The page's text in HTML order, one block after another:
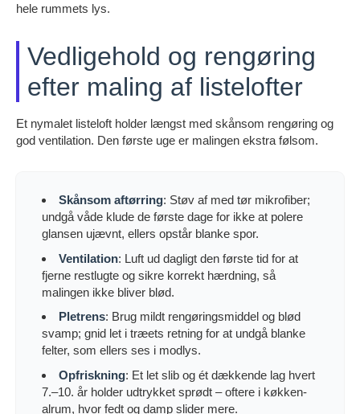
hele rummets lys.
Vedligehold og rengøring
efter maling af listelofter
Et nymalet listeloft holder længst med skånsom rengøring og
god ventilation. Den første uge er malingen ekstra følsom.
Skånsom aftørring: Støv af med tør mikrofiber;
undgå våde klude de første dage for ikke at polere
glansen ujævnt, ellers opstår blanke spor.
Ventilation: Luft ud dagligt den første tid for at
fjerne restlugte og sikre korrekt hærdning, så
malingen ikke bliver blød.
Pletrens: Brug mildt rengøringsmiddel og blød
svamp; gnid let i træets retning for at undgå blanke
felter, som ellers ses i modlys.
Opfriskning: Et let slib og ét dækkende lag hvert
7.–10. år holder udtrykket sprødt – oftere i køkken-
alrum, hvor fedt og damp slider mere.